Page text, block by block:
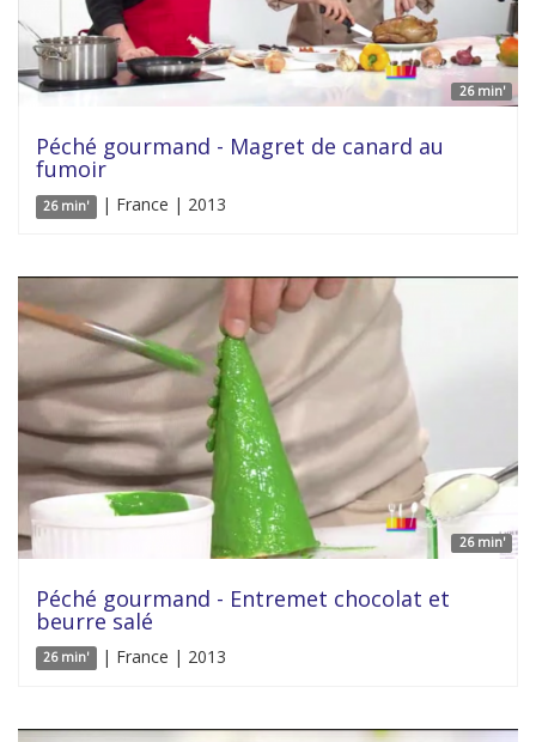
26 min'
Péché gourmand - Magret de canard au
fumoir
26 min' | France | 2013
26 min'
Péché gourmand - Entremet chocolat et
beurre salé
26 min' | France | 2013